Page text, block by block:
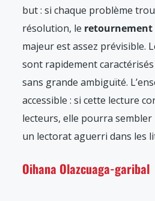
but : si chaque problème
résolution, le
majeur est assez prévisible.
sont rapidement
sans grande ambiguïté.
accessible : si cette lecture
lecteurs, elle pourra
un lectorat aguerri dans les
Oihana Olazcuaga-garibal